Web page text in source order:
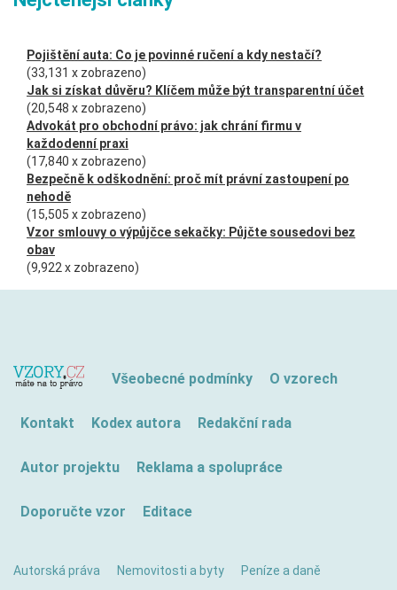
Pojištění auta: Co je povinné ručení a kdy nestačí?
(33,131 x zobrazeno)
Jak si získat důvěru? Klíčem může být transparentní účet
(20,548 x zobrazeno)
Advokát pro obchodní právo: jak chrání firmu v
každodenní praxi
(17,840 x zobrazeno)
Bezpečně k odškodnění: proč mít právní zastoupení po
nehodě
(15,505 x zobrazeno)
Vzor smlouvy o výpůjčce sekačky: Půjčte sousedovi bez
obav
(9,922 x zobrazeno)
Všeobecné podmínky O vzorech
Kontakt Kodex autora Redakční rada
Autor projektu Reklama a spolupráce
Doporučte vzor Editace
Autorská práva Nemovitosti a byty Peníze a daně